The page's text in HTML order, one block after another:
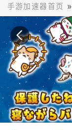
手游加速器首页